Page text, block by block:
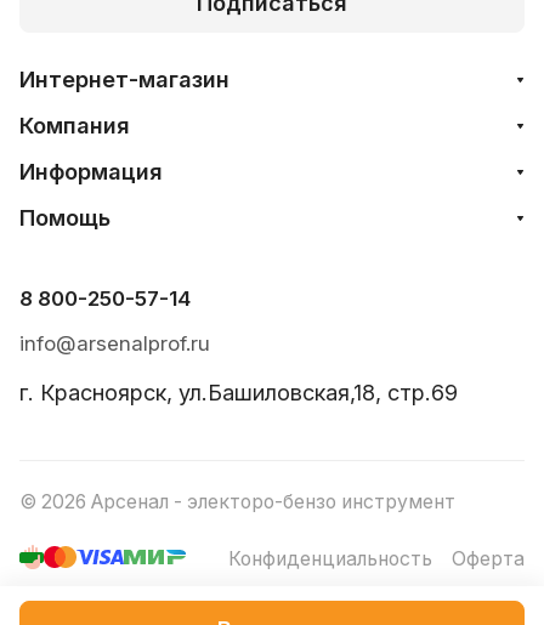
Интернет-магазин
Компания
Информация
Помощь
8 800-250-57-14
info@arsenalprof.ru
г. Красноярск, ул.Башиловская,18, стр.69
© 2026 Арсенал - электоро-бензо инструмент
Конфиденциальность Оферта